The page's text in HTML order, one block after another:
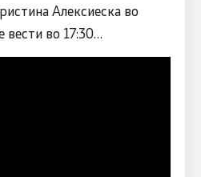
Алексиеска во
вести во 17:30…